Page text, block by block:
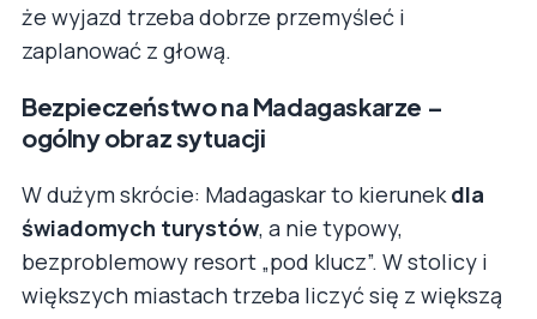
że wyjazd trzeba dobrze przemyśleć i
zaplanować z głową.
Bezpieczeństwo na Madagaskarze –
ogólny obraz sytuacji
W dużym skrócie: Madagaskar to kierunek dla
świadomych turystów, a nie typowy,
bezproblemowy resort „pod klucz”. W stolicy i
większych miastach trzeba liczyć się z większą